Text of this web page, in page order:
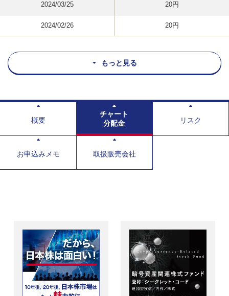
2024/03/25 20円
2024/02/26 20円
もっと見る
概要
チャート
分配金
リスク
お申込みメモ 取扱販売会社